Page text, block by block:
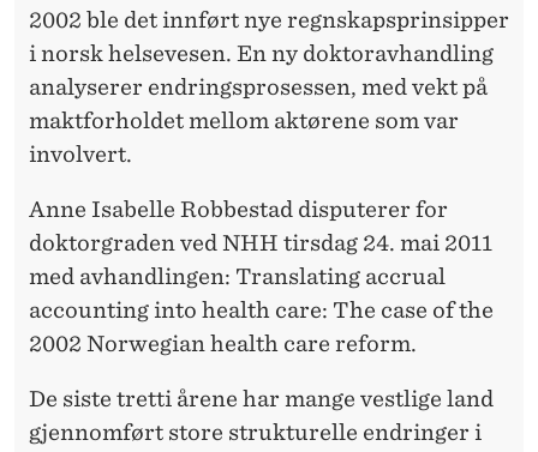
2002 ble det innført nye regnskapsprinsipper
i norsk helsevesen. En ny doktoravhandling
analyserer endringsprosessen, med vekt på
maktforholdet mellom aktørene som var
involvert.
Anne Isabelle Robbestad disputerer for
doktorgraden ved NHH tirsdag 24. mai 2011
med avhandlingen: Translating accrual
accounting into health care: The case of the
2002 Norwegian health care reform.
De siste tretti årene har mange vestlige land
gjennomført store strukturelle endringer i